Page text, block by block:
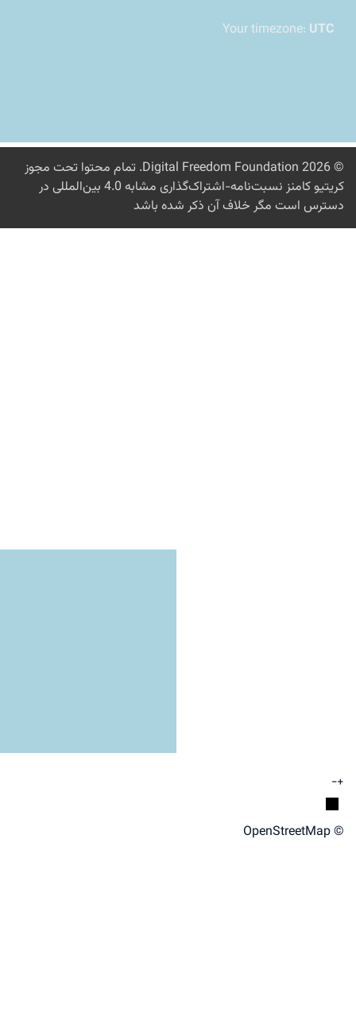
Your timezone:
Digital Freedom Foundation. تمام محتوا تحت مجوز
کریتیو کامنز نسبت‌نامه-اشتراک‌گذاری مشابه 4.0 بین‌المللی در
است مگر خلاف آن ذکر شده باشد